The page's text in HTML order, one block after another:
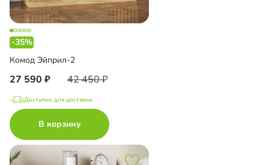
-35%
Комод Эйприл-2
27 590 42 450
Доступно для доставки
В корзину